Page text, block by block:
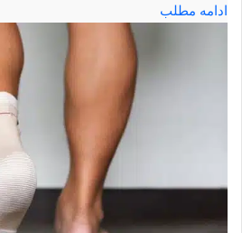
ادامه مطلب